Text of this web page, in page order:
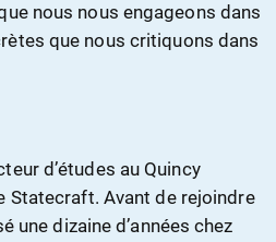
nous nous engageons dans
que nous critiquons dans
d’études au Quincy
Statecraft. Avant de rejoindre
une dizaine d’années chez